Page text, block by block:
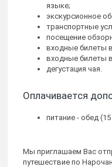
языке;
экскурсионное
транспортные
посещение
входные билеты
входные билеты
дегустация чая.
Оплачивается
питание - обед (15
Мы приглашаем Вас
путешествие по